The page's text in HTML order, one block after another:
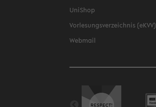
UniShop
Vorlesungsverzeichnis (eKVV)
Webmail